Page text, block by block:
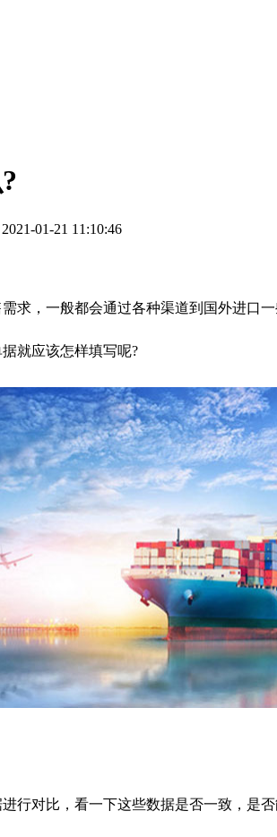
01-21 11:10:46
，一般都会通过各种渠道到国外进口
就应该怎样填写呢?
对比，看一下这些数据是否一致，是